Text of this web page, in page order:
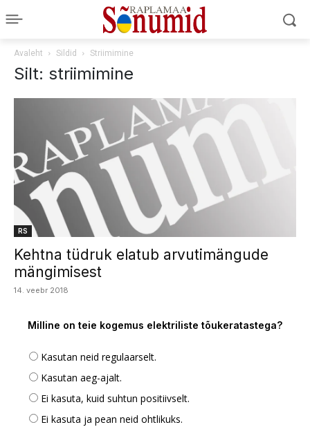
Avaleht Sildid Striimimine
Silt: striimimine
RS
Kehtna tüdruk elatub arvutimängude
mängimisest
14. veebr 2018
Milline on teie kogemus elektriliste tõukeratastega?
Kasutan neid regulaarselt.
Kasutan aeg-ajalt.
Ei kasuta, kuid suhtun positiivselt.
Ei kasuta ja pean neid ohtlikuks.